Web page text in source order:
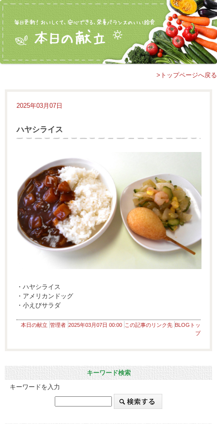
>トップページへ戻る
2025年03月07日
ハヤシライス
・ハヤシライス
・アメリカンドッグ
・小えびサラダ
本日の献立 管理者 2025年03月07日 00:00 この記事のリンク先 BLOGトッ
プ
キーワード検索
キーワードを入力